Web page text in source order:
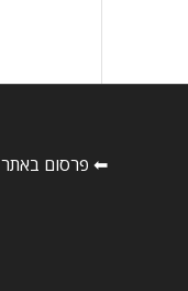
⬅ פרסום באתר